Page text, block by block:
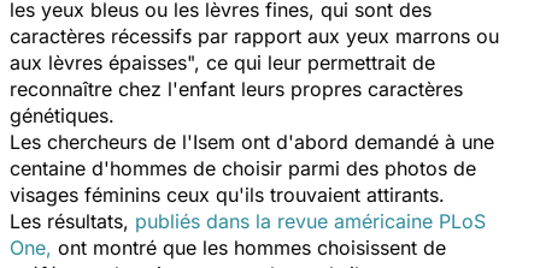
les yeux bleus ou les lèvres fines, qui sont des
caractères récessifs par rapport aux yeux marrons ou
aux lèvres épaisses", ce qui leur permettrait de
reconnaître chez l'enfant leurs propres caractères
génétiques.
Les chercheurs de l'Isem ont d'abord demandé à une
centaine d'hommes de choisir parmi des photos de
visages féminins ceux qu'ils trouvaient attirants.
Les résultats, publiés dans la revue américaine PLoS
One, ont montré que les hommes choisissent de